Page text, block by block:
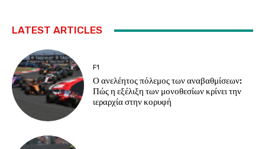
LATEST ARTICLES
F1
Ο ανελέητος πόλεμος των αναβαθμίσεων:
Πώς η εξέλιξη των μονοθεσίων κρίνει την
ιεραρχία στην κορυφή